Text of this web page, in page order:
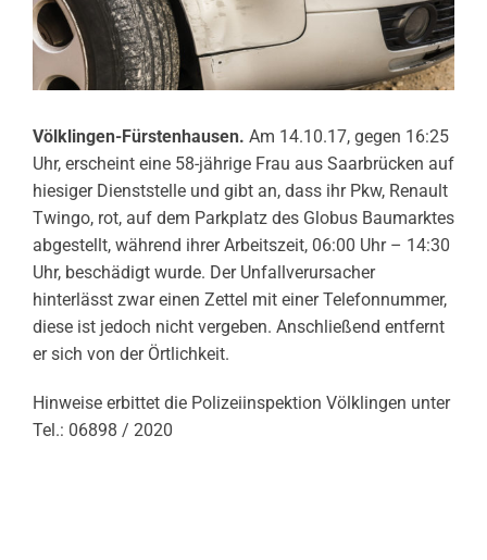
Völklingen-Fürstenhausen. Am 14.10.17, gegen 16:25
Uhr, erscheint eine 58-jährige Frau aus Saarbrücken auf
hiesiger Dienststelle und gibt an, dass ihr Pkw, Renault
Twingo, rot, auf dem Parkplatz des Globus Baumarktes
abgestellt, während ihrer Arbeitszeit, 06:00 Uhr – 14:30
Uhr, beschädigt wurde. Der Unfallverursacher
hinterlässt zwar einen Zettel mit einer Telefonnummer,
diese ist jedoch nicht vergeben. Anschließend entfernt
er sich von der Örtlichkeit.
Hinweise erbittet die Polizeiinspektion Völklingen unter
Tel.: 06898 / 2020